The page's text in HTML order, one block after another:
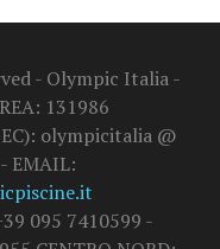
- Olympic Italia -
131986
olympicitalia @
EMAIL:
095 7410599 -